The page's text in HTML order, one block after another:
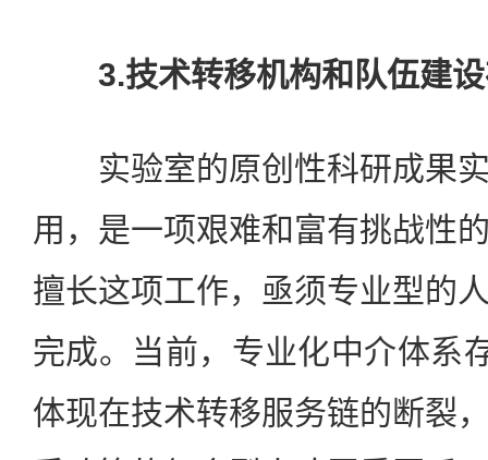
3.技术转移机构和队伍建设
实验室的原创性科研成果实
用，是一项艰难和富有挑战性
擅长这项工作，亟须专业型的
完成。当前，专业化中介体系
体现在技术转移服务链的断裂